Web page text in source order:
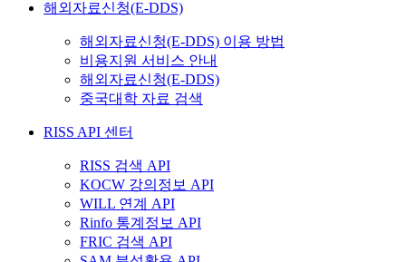
해외자료신청(E-DDS)
해외자료신청(E-DDS) 이용 방법
비용지원 서비스 안내
해외자료신청(E-DDS)
중국대학 자료 검색
RISS API 센터
RISS 검색 API
KOCW 강의정보 API
WILL 연계 API
Rinfo 통계정보 API
FRIC 검색 API